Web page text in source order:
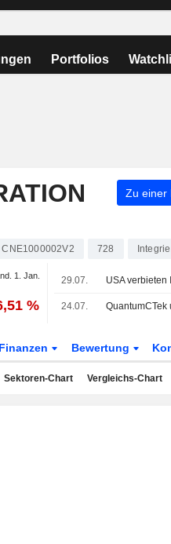
Portfolios
Zu einer
CNE1000002V2 728
1. Jan.
%
29.07.
24.07.
Finanzen Bewertung
Sektoren-Chart Vergleichs-Chart